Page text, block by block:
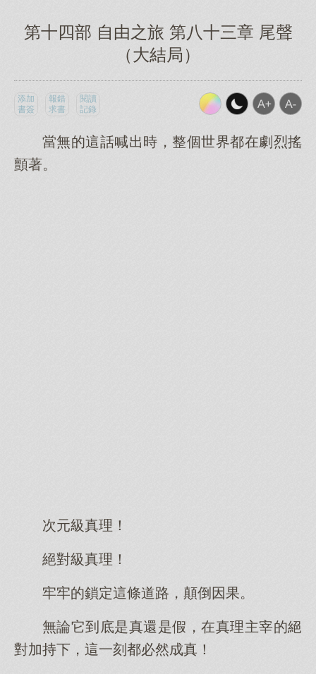
第十四部 自由之旅 第八十三章 尾聲
（大結局）
添加
書簽
報錯
求書
閱讀
記錄
當無的這話喊出時，整個世界都在劇烈搖
顫著。
次元級真理！
絕對級真理！
牢牢的鎖定這條道路，顛倒因果。
無論它到底是真還是假，在真理主宰的絕
對加持下，這一刻都必然成真！